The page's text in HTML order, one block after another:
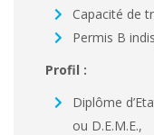
Capacité de
Permis B
Profil :
Diplôme
ou D.E.M.E.,